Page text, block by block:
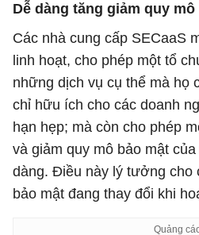
Dễ dàng tăng giảm quy mô
Các nhà cung cấp SECaaS
linh hoạt, cho phép một tổ
những dịch vụ cụ thể mà họ
chỉ hữu ích cho các doanh
hạn hẹp; mà còn cho phép
và giảm quy mô bảo mật
dàng. Điều này lý tưởng cho
bảo mật đang thay đổi khi